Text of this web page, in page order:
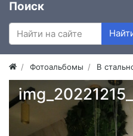
Поиск
Фотоальбомы В